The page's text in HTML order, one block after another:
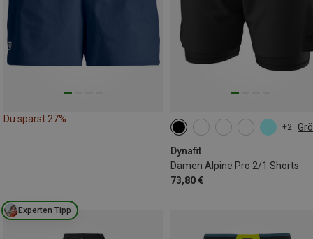
Du sparst 27%
+2
Dynafit
Damen Alpine Pro 2/1 Shorts
73,80 €
XS XL
Experten Tipp